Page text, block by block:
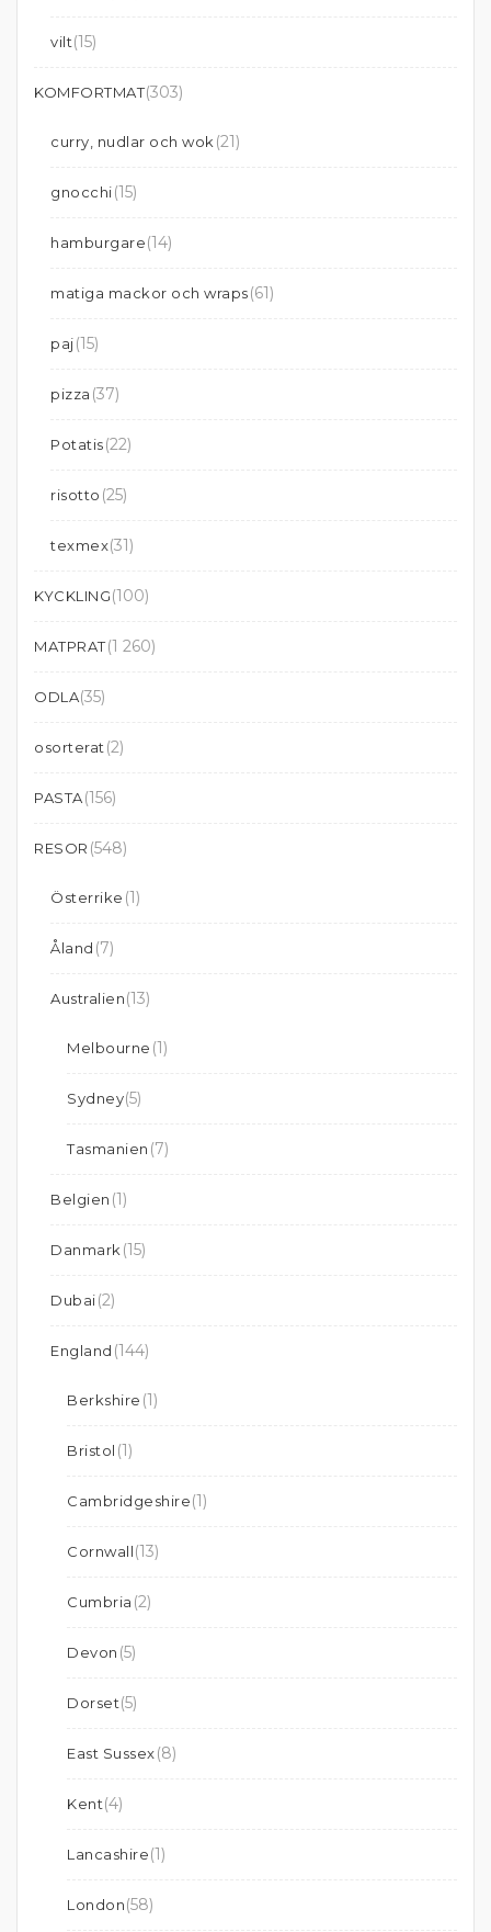
vilt(15)
KOMFORTMAT(303)
curry, nudlar och wok (21)
gnocchi(15)
hamburgare(14)
matiga mackor och wraps(61)
paj(15)
pizza (37)
Potatis(22)
risotto (25)
texmex(31)
KYCKLING(100)
MATPRAT(1 260)
ODLA(35)
osorterat (2)
PASTA(156)
RESOR (548)
Österrike (1)
Åland (7)
Australien(13)
Melbourne (1)
Sydney(5)
Tasmanien (7)
Belgien (1)
Danmark (15)
Dubai(2)
England (144)
Berkshire (1)
Bristol (1)
Cambridgeshire(1)
Cornwall(13)
Cumbria (2)
Devon (5)
Dorset(5)
East Sussex(8)
Kent(4)
Lancashire(1)
London(58)